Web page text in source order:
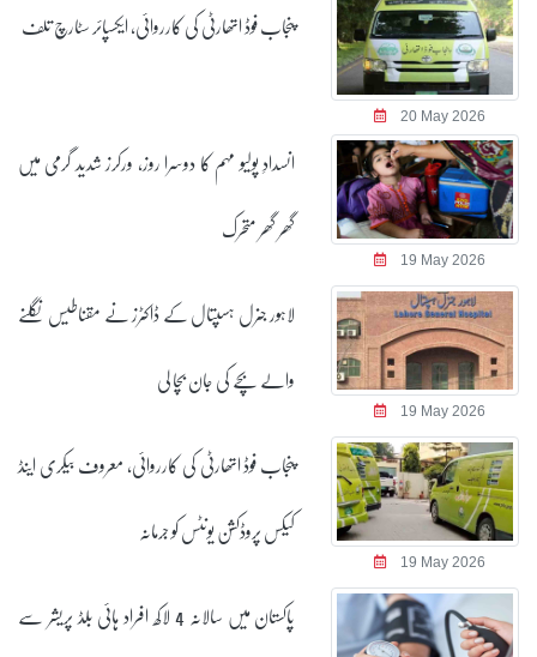
20 May 2026
پنجاب فوڈ اتھارٹی کی کارروائی، ایکسپائر سٹارچ تلف
19 May 2026
انسدادِ پولیو مہم کا دوسرا روز، ورکرز شدید گرمی میں
گھر گھر متحرک
19 May 2026
لاہور جنرل ہسپتال کے ڈاکٹرز نے مقناطیس نگلنے
والے بچے کی جان بچا لی
19 May 2026
پنجاب فوڈ اتھارٹی کی کارروائی، معروف بیکری اینڈ
کیکس پروڈکشن یونٹس کو جرمانہ
پاکستان میں سالانہ 4 لاکھ افراد ہائی بلڈ پریشر سے